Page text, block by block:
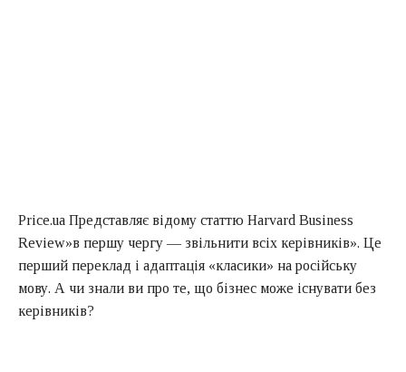
Price.ua Представляє відому статтю Harvard Business
Review»в першу чергу — звільнити всіх керівників». Це
перший переклад і адаптація «класики» на російську
мову. А чи знали ви про те, що бізнес може існувати без
керівників?